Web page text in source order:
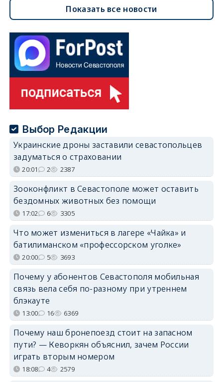
Показать все новости
Выбор Редакции
Украинские дроны заставили севастопольцев
задуматься о страховании
20:01 2 2387
Зооконфликт в Севастополе может оставить
бездомных животных без помощи
17:02 6 3305
Что может измениться в лагере «Чайка» и
батилиманском «профессорском уголке»
20:00 5 3693
Почему у абонентов Севастополя мобильная
связь вела себя по-разному при утреннем
блэкауте
13:00 16 6369
Почему наш бронепоезд стоит на запасном
пути? — Кеворкян объяснил, зачем России
играть вторым номером
18:08 4 2579